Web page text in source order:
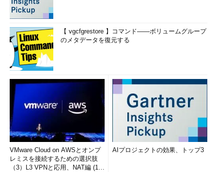
【 vgcfgrestore 】コマンド――ボリュームグループ
のメタデータを復元する
VMware Cloud on AWSとオンプ
レミスを接続するための選択肢
（3）L3 VPNと応用、NAT編 (1/
AIプロジェクトの効果、トップ3